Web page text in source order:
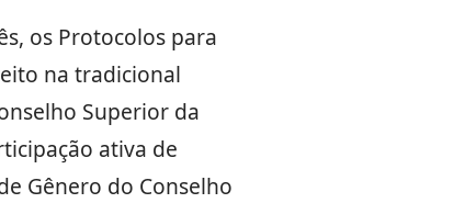
os Protocolos para
na tradicional
Superior da
ativa de
Gênero do Conselho